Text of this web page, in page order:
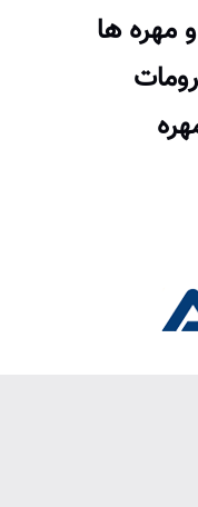
مهره ها